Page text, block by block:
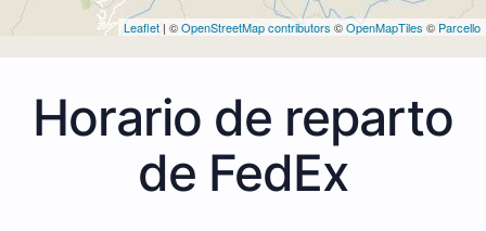
Leaflet | ©OpenStreetMap contributors ©OpenMapTiles © Parcello
Horario de reparto
de FedEx